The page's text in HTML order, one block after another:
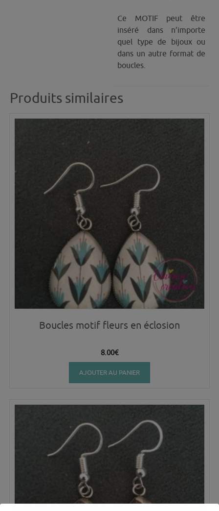
Ce MOTIF peut être
inséré dans n’importe
quel type de bijoux ou
dans un autre format de
boucles.
Produits similaires
Boucles motif fleurs en éclosion
8.00€
AJOUTER AU PANIER